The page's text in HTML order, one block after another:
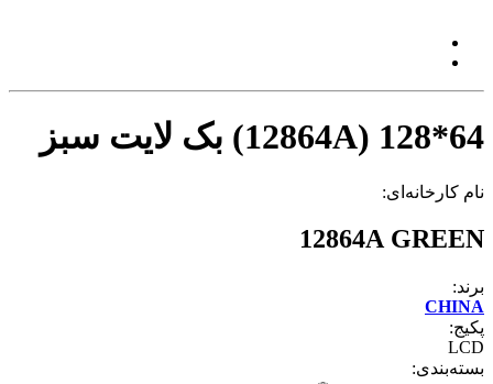
64*128 (12864A) بک لایت سبز
نام کارخانه‌ای:
12864A GREEN
برند:
CHINA
پکیج:
LCD
بسته‌بندی: